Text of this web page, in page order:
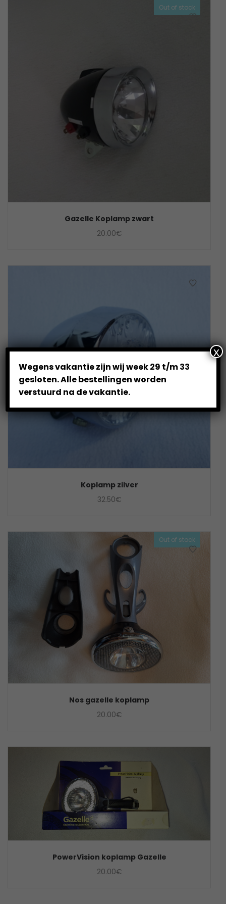
Out of stock
Gazelle Koplamp zwart
20.00€
Koplamp zilver
32.50€
Out of stock
Nos gazelle koplamp
20.00€
PowerVision koplamp Gazelle
20.00€
Wegens vakantie zijn wij week 29 t/m 33
gesloten. Alle bestellingen worden
verstuurd na de vakantie.
x